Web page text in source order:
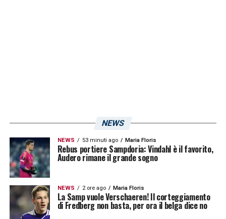
NEWS
NEWS 53 minuti ago Maria Floris
Rebus portiere Sampdoria: Vindahl è il favorito,
Audero rimane il grande sogno
NEWS 2 ore ago Maria Floris
La Samp vuole Verschaeren! Il corteggiamento
di Fredberg non basta, per ora il belga dice no